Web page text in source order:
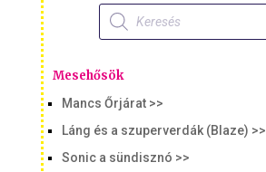
Products
search
Mesehősök
Mancs Őrjárat >>
Láng és a szuperverdák (Blaze) >>
Sonic a sündisznó >>